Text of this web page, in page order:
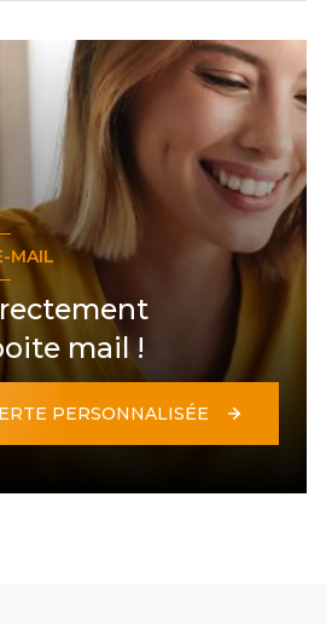
MAIL
mail !
PERSONNALISÉE